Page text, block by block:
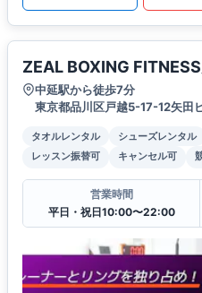
ZEAL BOXING
中延駅から徒歩7分
東京都品川区戸越5-17-12矢田
タオルレンタル シューズレンタル
レッスン振替可
キャンセル可
営業時間
平日・祝日10:00〜22:00